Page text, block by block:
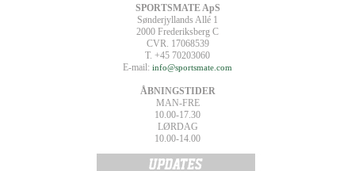
SPORTSMATE ApS
Sønderjyllands Allé 1
2000 Frederiksberg C
CVR. 17068539
T. +45 70203060
E-mail: info@sportsmate.com
ÅBNINGSTIDER
MAN-FRE
10.00-17.30
LØRDAG
10.00-14.00